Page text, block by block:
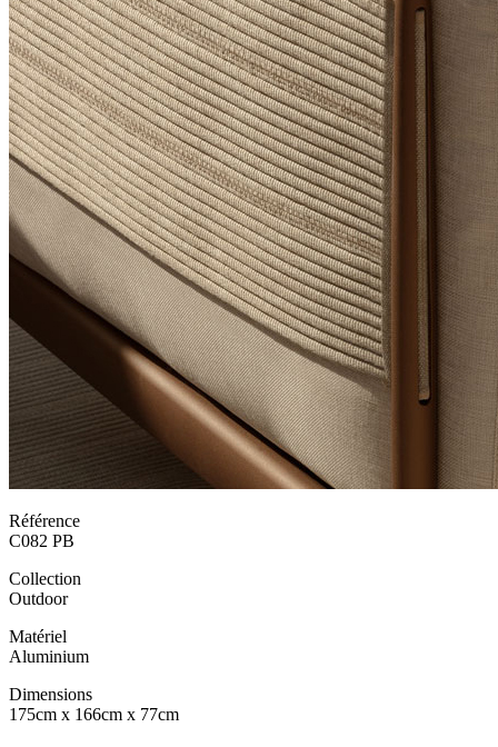
Référence
C082 PB
Collection
Outdoor
Matériel
Aluminium
Dimensions
175cm x 166cm x 77cm